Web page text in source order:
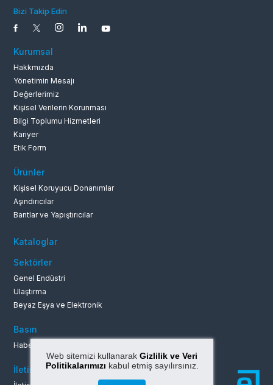
Bizi Takip Edin
Kurumsal
Hakkmızda
Yönetimin Mesajı
Değerlerimiz
Kişisel Verilerin Korunması
Bilgi Toplumu Hizmetleri
Kariyer
Etik Form
Ürünler
Kişisel Koruyucu Donanımlar
Aşındırıcılar
Bantlar ve Yapıştırıcılar
Kataloglar
Sektörler
Genel Endüstri
Ulaştırma
Beyaz Eşya ve Elektronik
Basın
Haberler ve Duyurular
İletişim
Web sitemizi kullanarak Gizlilik ve Veri
Politikalarımızı kabul etmiş sayılırsınız.